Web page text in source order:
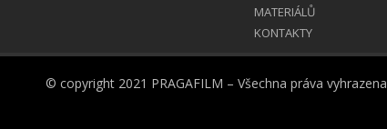
MATERIÁLŮ
KONTAKTY
© copyright 2021 PRAGAFILM – Všechna práva vyhrazena